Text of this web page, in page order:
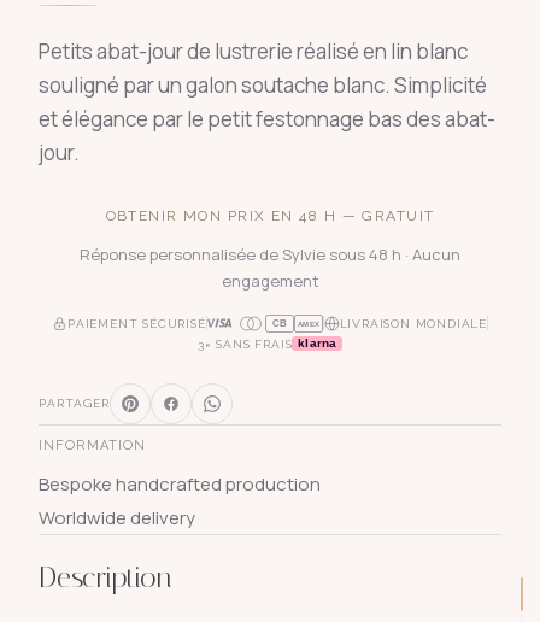
Petits abat-jour de lustrerie réalisé en lin blanc
souligné par un galon soutache blanc. Simplicité
et élégance par le petit festonnage bas des abat-
jour.
OBTENIR MON PRIX EN 48 H — GRATUIT
Réponse personnalisée de Sylvie sous 48 h · Aucun
engagement
PAIEMENT SÉCURISÉ CB AMEX
LIVRAISON MONDIALE
3× SANS FRAIS klarna
PARTAGER
INFORMATION
Bespoke handcrafted production
Worldwide delivery
Description